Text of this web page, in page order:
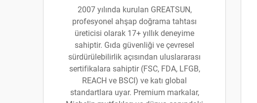
2007 yılında kurulan GREATSUN,
profesyonel ahşap doğrama tahtası
üreticisi olarak 17+ yıllık deneyime
sahiptir. Gıda güvenliği ve çevresel
sürdürülebilirlik açısından uluslararası
sertifikalara sahiptir (FSC, FDA, LFGB,
REACH ve BSCI) ve katı global
standartlara uyar. Premium markalar,